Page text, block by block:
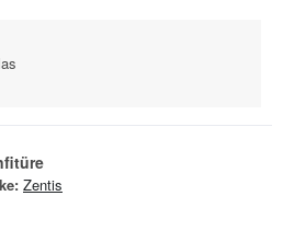
Zentis